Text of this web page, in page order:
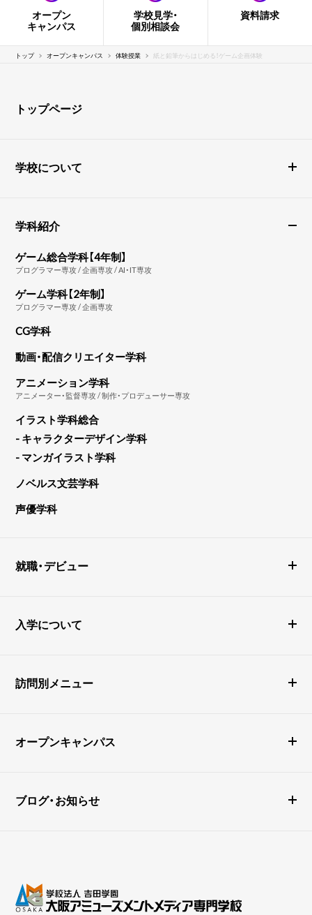
オープン
キャンパス
学校見学・
個別相談会
資料請求
トップ オープンキャンパス 体験授業 紙と鉛筆からはじめる！ゲーム企画体験
トップページ
学校について
学科紹介
ゲーム総合学科【4年制】
プログラマー専攻 / 企画専攻 / AI・IT専攻
ゲーム学科【2年制】
プログラマー専攻 / 企画専攻
CG学科
動画・配信クリエイター学科
アニメーション学科
アニメーター・監督専攻 / 制作・プロデューサー専攻
イラスト学科総合
- キャラクターデザイン学科
- マンガイラスト学科
ノベルス文芸学科
声優学科
就職・デビュー
入学について
訪問別メニュー
オープンキャンパス
ブログ・お知らせ